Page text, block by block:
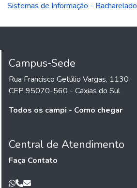
Sistemas de Informação - Bacharelado
Campus-Sede
Rua Francisco Getúlio Vargas, 1130
CEP 95070-560 - Caxias do Sul
Todos os campi - Como chegar
Central de Atendimento
Faça Contato